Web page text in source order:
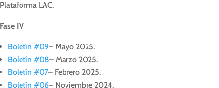
Plataforma LAC.
Fase IV
Boletín #09– Mayo 2025.
Boletín #08– Marzo 2025.
Boletín #07– Febrero 2025.
Boletín #06– Noviembre 2024.